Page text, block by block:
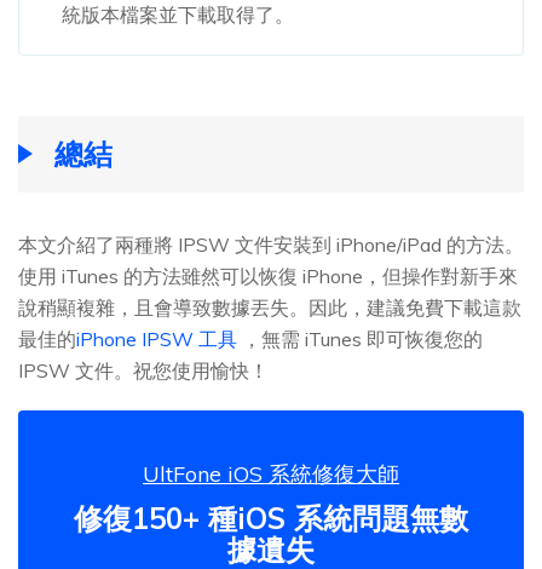
統版本檔案並下載取得了。
總結
本文介紹了兩種將 IPSW 文件安裝到 iPhone/iPad 的方法。
使用 iTunes 的方法雖然可以恢復 iPhone，但操作對新手來
說稍顯複雜，且會導致數據丟失。因此，建議免費下載這款
最佳的iPhone IPSW 工具 ，無需 iTunes 即可恢復您的
IPSW 文件。祝您使用愉快！
UltFone iOS 系統修復大師
修復150+ 種iOS 系統問題無數
據遺失